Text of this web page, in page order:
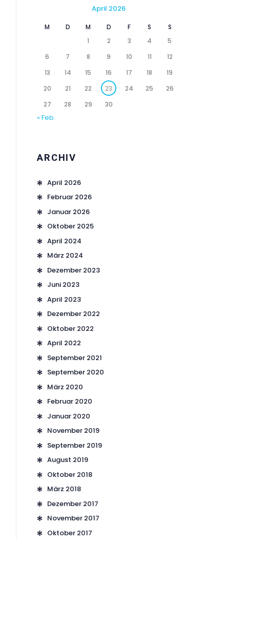
April 2026
M D M D F S
S
1
2 3 4
5
6
7 8 9 10 11
12
13
14 15 16 17 18
19
20
21 22 23 24 25
26
27
28 29 30
« Feb.
ARCHIV
April 2026
Februar 2026
Januar 2026
Oktober 2025
April 2024
März 2024
Dezember 2023
Juni 2023
April 2023
Dezember 2022
Oktober 2022
April 2022
September 2021
September 2020
März 2020
Februar 2020
Januar 2020
November 2019
September 2019
August 2019
Oktober 2018
März 2018
Dezember 2017
November 2017
Oktober 2017